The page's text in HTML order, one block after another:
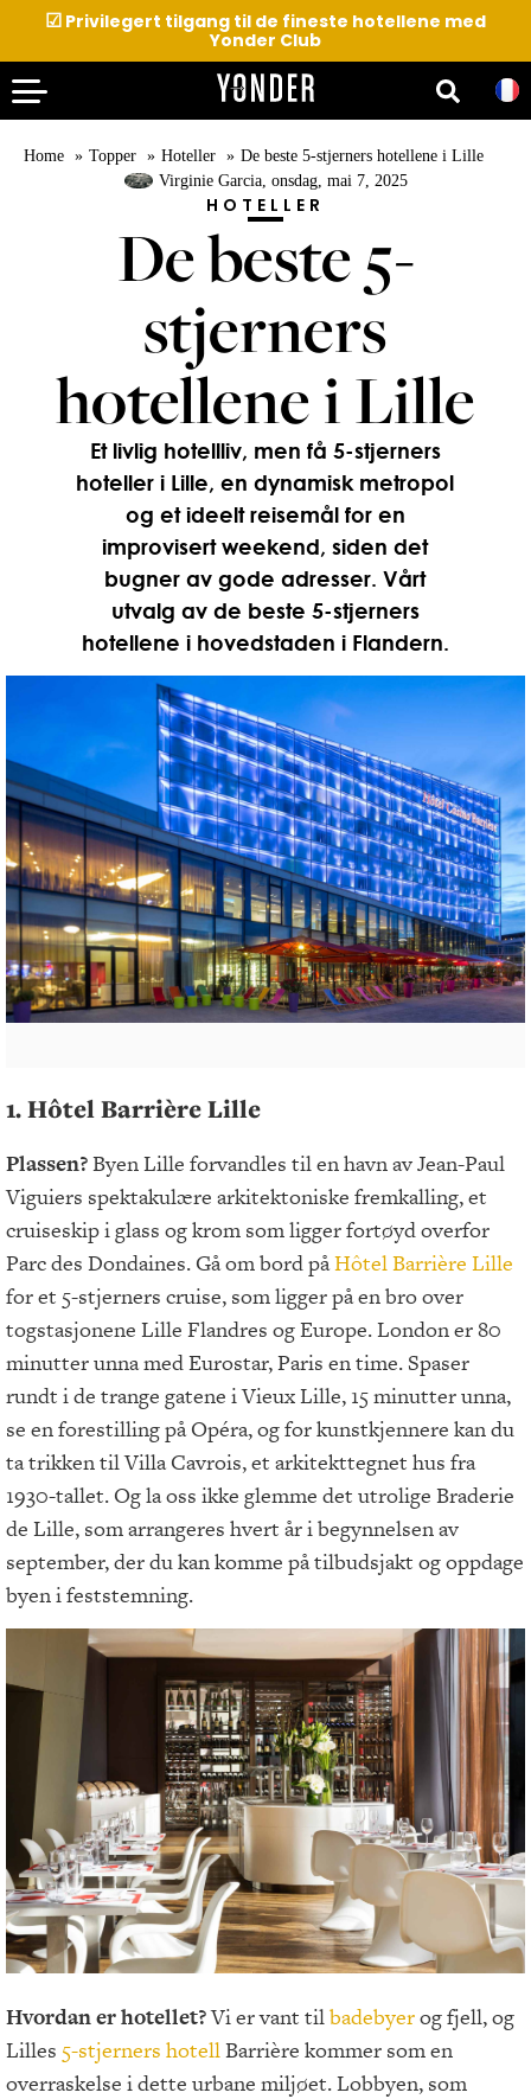
☑ Privilegert tilgang til de fineste hotellene med
Yonder Club
Home Topper Hoteller
De beste 5-stjerners hotellene i Lille
Virginie Garcia, onsdag, mai 7, 2025
HOTELLER
De beste 5-
stjerners
hotellene i Lille
Et livlig hotellliv, men få 5-stjerners
hoteller i Lille, en dynamisk metropol
og et ideelt reisemål for en
improvisert weekend, siden det
bugner av gode adresser. Vårt
utvalg av de beste 5-stjerners
hotellene i hovedstaden i Flandern.
1. Hôtel Barrière Lille
Plassen?Byen Lille forvandles til en havn av Jean-Paul
Viguiers spektakulære arkitektoniske fremkalling, et
cruiseskip i glass og krom som ligger fortøyd overfor
Parc des Dondaines. Gå om bord påHôtel Barrière Lille
for et 5-stjerners cruise, som ligger på en bro over
togstasjonene Lille Flandres og Europe. London er 80
minutter unna med Eurostar, Paris en time. Spaser
rundt i de trange gatene i Vieux Lille, 15 minutter unna,
se en forestilling på Opéra, og for kunstkjennere kan du
ta trikken til Villa Cavrois, et arkitekttegnet hus fra
1930-tallet. Og la oss ikke glemme det utrolige Braderie
de Lille, som arrangeres hvert år i begynnelsen av
september, der du kan komme på tilbudsjakt og oppdage
byen i feststemning.
Hvordan er hotellet?Vi er vant tilbadebyerog fjell, og
Lilles 5-stjerners hotellBarrière kommer som en
overraskelse i dette urbane miljøet. Lobbyen, som